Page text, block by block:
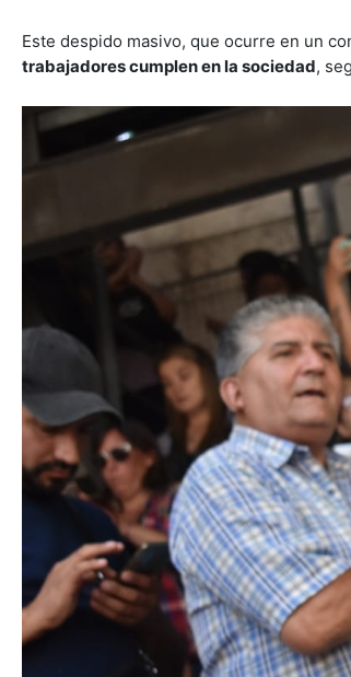
Este despido masivo, que ocurre en un
trabajadores cumplen en la sociedad,